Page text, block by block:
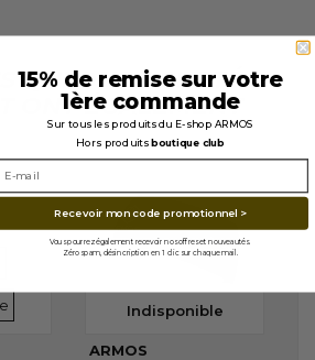
QUI ONT ACHETÉ
ONT ÉGALEMENT
VERRES
Indisponible
ARMOS
15% de remise sur votre
1ère commande
Sur tous les produits du E-shop ARMOS
Hors produitsboutique club
Recevoir mon code promotionnel >
Vous pourrez également recevoir nos offres et nouveautés.
Zéro spam, désincription en 1 clic sur chaque mail.